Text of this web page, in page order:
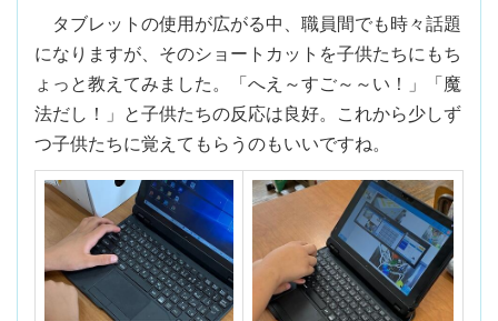
タブレットの使用が広がる中、職員間でも時々話題
になりますが、そのショートカットを子供たちにもち
ょっと教えてみました。「へえ～すご～～い！」「魔
法だし！」と子供たちの反応は良好。これから少しず
つ子供たちに覚えてもらうのもいいですね。